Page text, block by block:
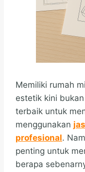
Memiliki rumah
estetik kini
terbaik untuk
menggunakan
profesional.
penting untuk
berapa